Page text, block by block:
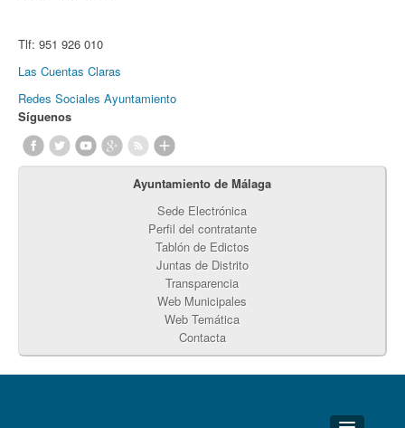
Tlf: 951 926 010
Las Cuentas Claras
Redes Sociales Ayuntamiento
Síguenos
Ayuntamiento de Málaga
Sede Electrónica
Perfil del contratante
Tablón de Edictos
Juntas de Distrito
Transparencia
Web Municipales
Web Temática
Contacta